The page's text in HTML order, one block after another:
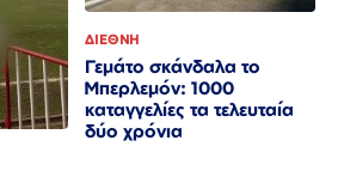
ΔΙΕΘΝΗ
Γεμάτο σκάνδαλα το
Μπερλεμόν: 1000
καταγγελίες τα τελευταία
δύο χρόνια